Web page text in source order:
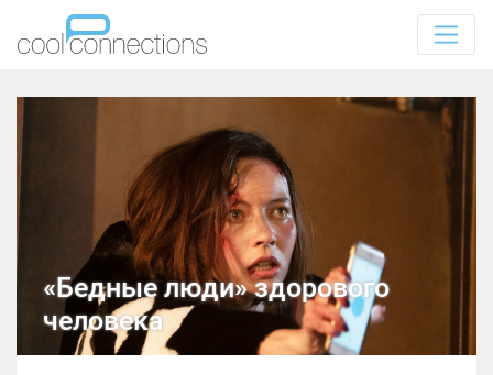
«Бедные люди» здорового
человека